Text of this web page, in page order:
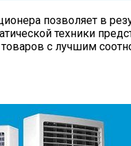
позволяет в
техники
с лучшим